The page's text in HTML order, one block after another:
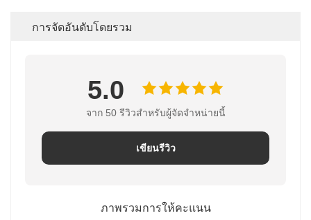
การจัดอันดับโดยรวม
5.0
จาก 50 รีวิวสําหรับผู้จัดจําหน่ายนี้
เขียนรีวิว
ภาพรวมการให้คะแนน